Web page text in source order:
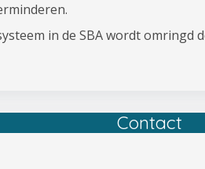
in de SBA wordt omringd
Contact